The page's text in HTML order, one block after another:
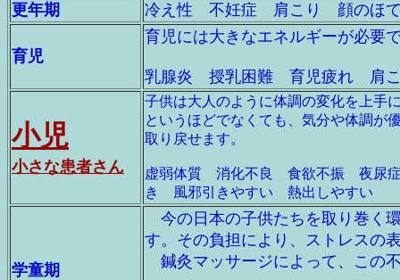
更年期
冷え性 不妊症 肩こり 顔のほ
育児
育児には大きなエネルギーが必要
乳腺炎 授乳困難 育児疲れ 肩
小児
小さな患者さん
子供は大人のように体調の変化を上手
というほどでなくても、気分や体調が
取り戻せます。
虚弱体質 消化不良 食欲不振 夜
き 風邪引きやすい 熱出しやすい
学童期
今の日本の子供たちを取り巻く
す。その負担により、ストレスの
鍼灸マッサージによって、この